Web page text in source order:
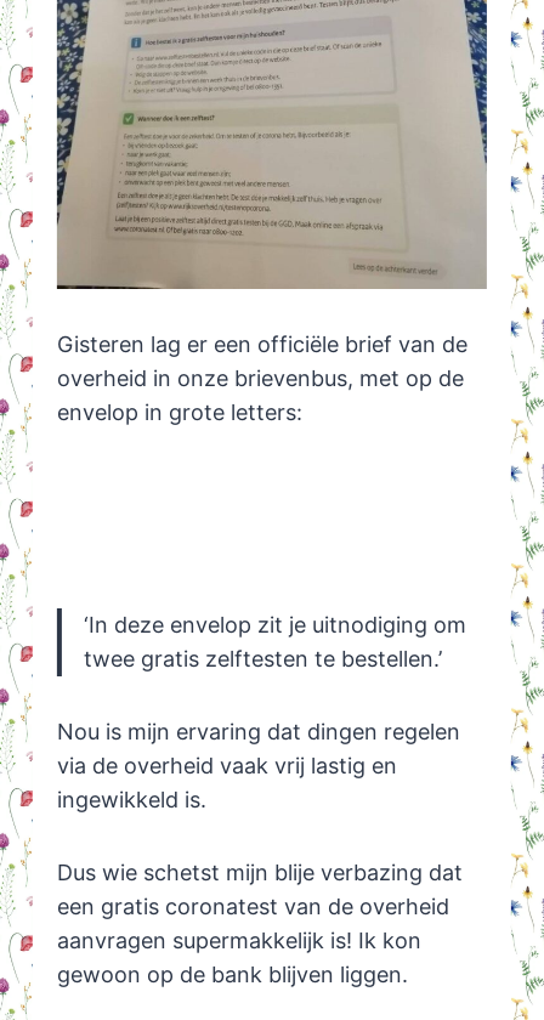
Gisteren lag er een officiële brief van de
overheid in onze brievenbus, met op de
envelop in grote letters:
‘In deze envelop zit je uitnodiging om
twee gratis zelftesten te bestellen.’
Nou is mijn ervaring dat dingen regelen
via de overheid vaak vrij lastig en
ingewikkeld is.
Dus wie schetst mijn blije verbazing dat
een gratis coronatest van de overheid
aanvragen supermakkelijk is! Ik kon
gewoon op de bank blijven liggen.